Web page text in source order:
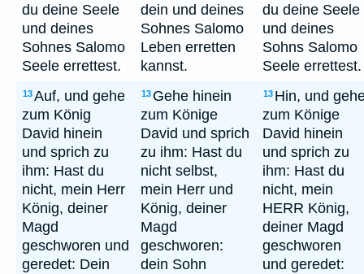
du deine Seele
und deines
Sohnes Salomo
Seele errettest.
dein und deines
Sohnes Salomo
Leben erretten
kannst.
du deine Seele
und deines
Sohns Salomo
Seele errettest.
13Auf, und gehe
zum König
David hinein
und sprich zu
ihm: Hast du
nicht, mein Herr
König, deiner
Magd
geschworen und
geredet: Dein
13 Gehe hinein
zum Könige
David und sprich
zu ihm: Hast du
nicht selbst,
mein Herr und
König, deiner
Magd
geschworen:
dein Sohn
13 Hin, und
zum Könige
David hinein
und sprich zu
ihm: Hast du
nicht, mein
HERR König,
deiner Magd
geschworen
und geredet: